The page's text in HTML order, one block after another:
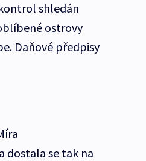
shledán
ostrovy
Daňové předpisy
dostala se tak na